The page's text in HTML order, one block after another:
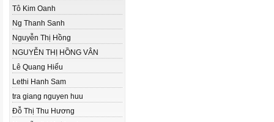
Tô Kim Oanh
Ng Thanh Sanh
Nguyễn Thị Hồng
NGUYỄN THỊ HỒNG VÂN
Lê Quang Hiếu
Lethi Hanh Sam
tra giang nguyen huu
Đỗ Thị Thu Hương